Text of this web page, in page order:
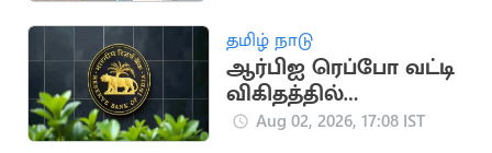
தமிழ் நாடு
ஆர்பிஐ ரெப்போ வட்டி
விகிதத்தில்
மாற்றமில்லை:
Aug 02, 2026, 17:08 IST